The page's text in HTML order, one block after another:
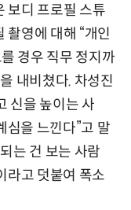
보디 프로필 스튜
촬영에 대해 “개인
경우 직무 정지까
내비쳤다. 차성진
신을 높이는 사
심을 느낀다”고 말
는 건 보는 사람
라고 덧붙여 폭소